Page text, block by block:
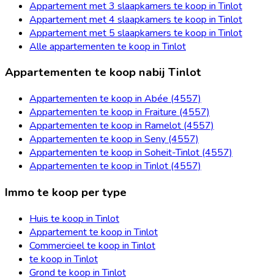
Appartement met 3 slaapkamers te koop in Tinlot
Appartement met 4 slaapkamers te koop in Tinlot
Appartement met 5 slaapkamers te koop in Tinlot
Alle appartementen te koop in Tinlot
Appartementen te koop nabij Tinlot
Appartementen te koop in Abée (4557)
Appartementen te koop in Fraiture (4557)
Appartementen te koop in Ramelot (4557)
Appartementen te koop in Seny (4557)
Appartementen te koop in Soheit-Tinlot (4557)
Appartementen te koop in Tinlot (4557)
Immo te koop per type
Huis te koop in Tinlot
Appartement te koop in Tinlot
Commercieel te koop in Tinlot
te koop in Tinlot
Grond te koop in Tinlot